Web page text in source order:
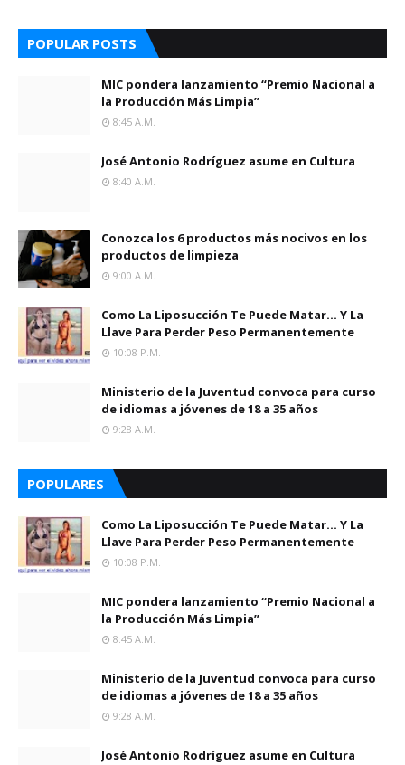
POPULAR POSTS
MIC pondera lanzamiento “Premio Nacional a
la Producción Más Limpia”
8:45 A.m.
José Antonio Rodríguez asume en Cultura
8:40 A.m.
Conozca los 6 productos más nocivos en los
productos de limpieza
9:00 A.m.
Como La Liposucción Te Puede Matar… Y La
Llave Para Perder Peso Permanentemente
10:08 P.m.
Ministerio de la Juventud convoca para curso
de idiomas a jóvenes de 18 a 35 años
9:28 A.m.
POPULARES
Como La Liposucción Te Puede Matar… Y La
Llave Para Perder Peso Permanentemente
10:08 P.m.
MIC pondera lanzamiento “Premio Nacional a
la Producción Más Limpia”
8:45 A.m.
Ministerio de la Juventud convoca para curso
de idiomas a jóvenes de 18 a 35 años
9:28 A.m.
José Antonio Rodríguez asume en Cultura